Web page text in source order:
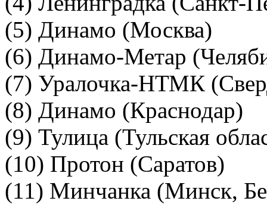
(5) Динамо (Москва)
(6) Динамо-Метар
(7) Уралочка-НТМК
(8) Динамо (Краснодар)
(9) Тулица (Тульская
(10) Протон (Саратов)
(11) Минчанка (Минск,